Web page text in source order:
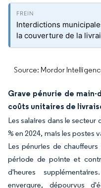
Interdictions
la couverture de la
Source: Mordor
Grave pénurie de
coûts unitaires de
Les salaires dans le
% en 2024, mais les postes
Les pénuries de
période de pointe et
d'heures
envergure, dépourvus